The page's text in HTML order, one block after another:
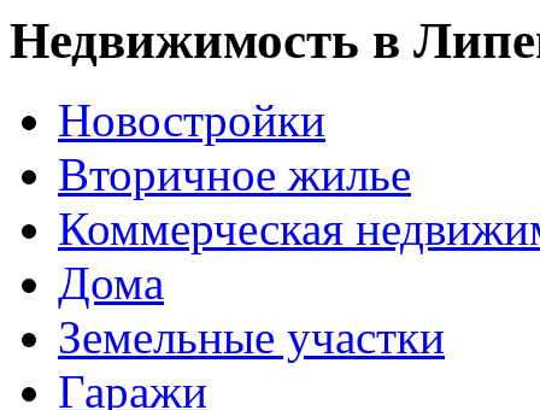
Недвижимость в
Новостройки
Вторичное жилье
Коммерческая
Дома
Земельные участки
Гаражи